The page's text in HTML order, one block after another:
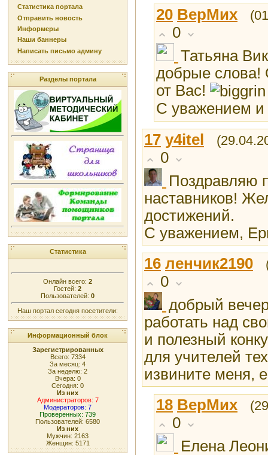
Статистика портала
Отправить новость
Информеры
Наши баннеры
Написать письмо админу
Разделы портала
Статистика
Онлайн всего: 2
Гостей: 2
Пользователей: 0
Наш портал сегодня посетители:
Информационный блок
Зарегистрированных
Всего: 7334
За месяц: 4
За неделю: 2
Вчера: 0
Сегодня: 0
Из них
Администраторов: 7
Модераторов: 7
Проверенных: 739
Пользователей: 6580
Из них
Мужчин: 2163
Женщин: 5171
20 ВерМих
0
Татьяна
добрые слова!
от Вас!
С уважением
17 y4itel
0
Поздравляю
наставников!
достижений.
С уважением,
16 ленчик2190
0
добрый
работать над
и полезный
для учителей
извините меня,
18 ВерМих
0
Елена